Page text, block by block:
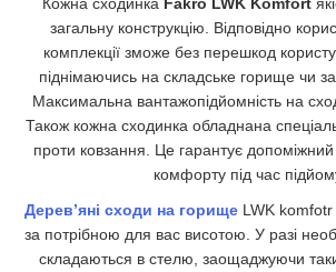
загальну конструкцію. Відповідно
комплекції зможе без перешкод
піднімаючись на складське горище чи
Максимальна вантажопідйомність на
Також кожна сходинка обладнана
проти ковзання. Це гарантує допоміжний
комфорту під час
Дерев’яні сходи на горище LWK
за потрібною для вас висотою. У разі
складаються в стелю, заощаджуючи